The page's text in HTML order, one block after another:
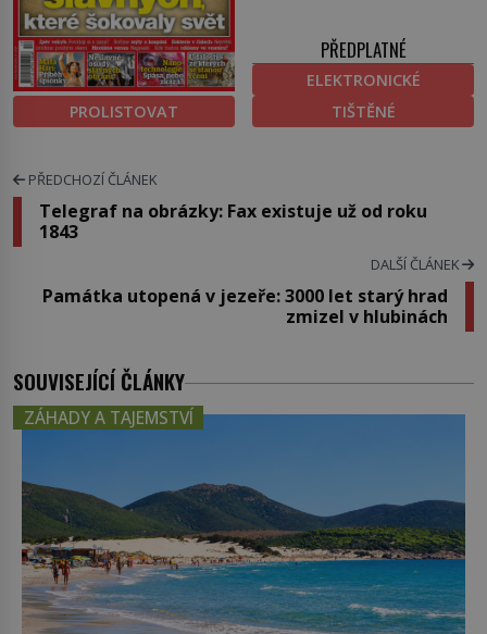
PROLISTOVAT
PŘEDPLATNÉ
ELEKTRONICKÉ
TIŠTĚNÉ
PŘEDCHOZÍ ČLÁNEK
Telegraf na obrázky: Fax existuje už od roku
1843
DALŠÍ ČLÁNEK
Památka utopená v jezeře: 3000 let starý hrad
zmizel v hlubinách
SOUVISEJÍCÍ ČLÁNKY
ZÁHADY A TAJEMSTVÍ